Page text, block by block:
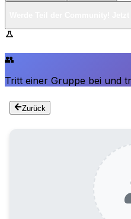
👥
Tritt einer Gruppe bei und
Zurück